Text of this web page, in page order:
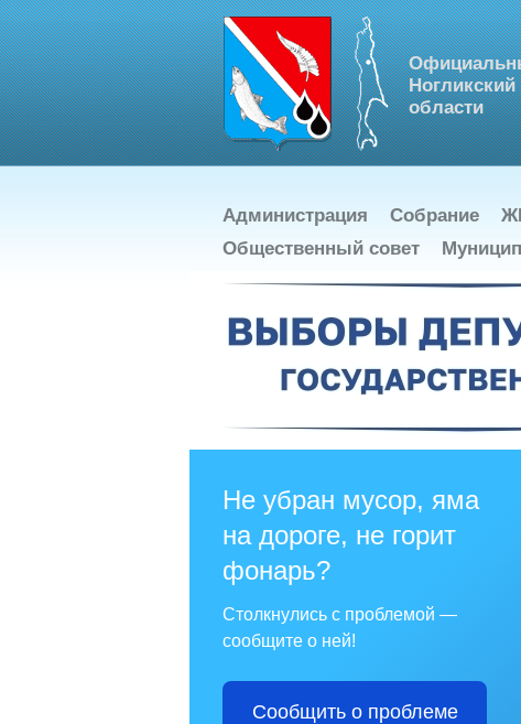
области
Администрация Собрание
Общественный совет
Не убран мусор, яма
на дороге, не горит
фонарь?
Столкнулись с проблемой —
сообщите о ней!
Сообщить о проблеме